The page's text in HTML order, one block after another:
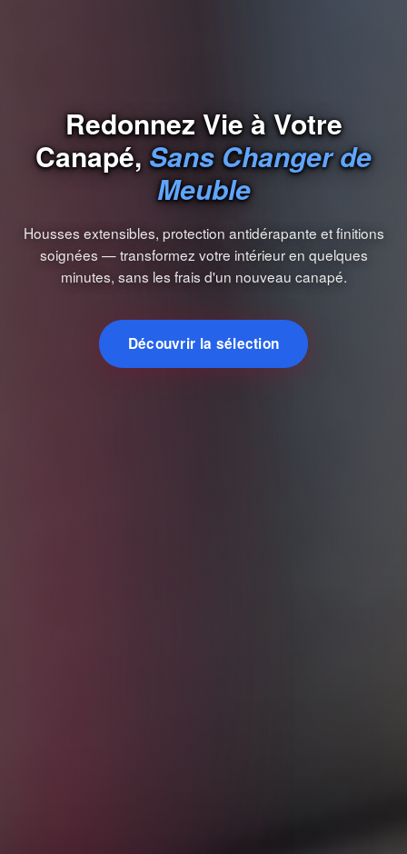
Redonnez Vie à Votre
Canapé,Sans Changer de
Meuble
Housses extensibles, protection antidérapante et finitions
soignées — transformez votre intérieur en quelques
minutes, sans les frais d'un nouveau canapé.
Découvrir la sélection